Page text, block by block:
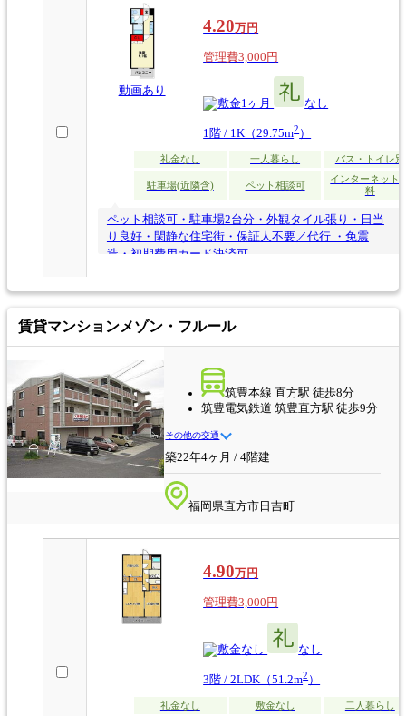
動画あり
4.20万円
管理費3,000円
1ヶ月 なし
1階 / 1K（29.75m2）
礼金なし 一人暮らし バス・トイレ別
駐車場(近隣含) ペット相談可
インターネット
料
ペット相談可・駐車場2台分・外観タイル張り・日当
り良好・閑静な住宅街・保証人不要／代行 ・免震構
造・初期費用カード決済可
賃貸マンションメゾン・フルール
筑豊本線 直方駅 徒歩8分
筑豊電気鉄道 筑豊直方駅 徒歩9分
その他の交通
築22年4ヶ月 / 4階建
福岡県直方市日吉町
4.90万円
管理費3,000円
なし なし
3階 / 2LDK（51.2m2）
礼金なし 敷金なし
二人暮らし